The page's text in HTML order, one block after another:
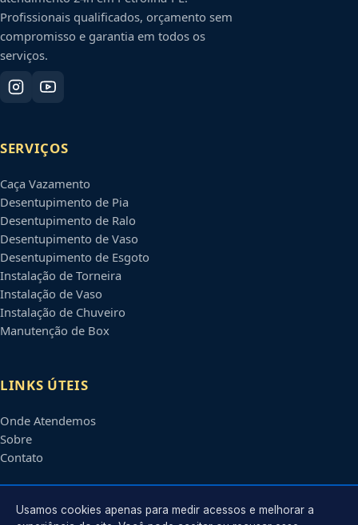
Profissionais qualificados, orçamento sem
compromisso e garantia em todos os
serviços.
SERVIÇOS
Caça Vazamento
Desentupimento de Pia
Desentupimento de Ralo
Desentupimento de Vaso
Desentupimento de Esgoto
Instalação de Torneira
Instalação de Vaso
Instalação de Chuveiro
Manutenção de Box
LINKS ÚTEIS
Onde Atendemos
Sobre
Contato
CONTATO
Usamos cookies apenas para medir acessos e melhorar a